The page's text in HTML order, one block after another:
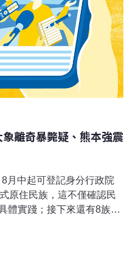
離奇暴斃疑、熊本強震
月中起可登記身分行政院
原住民族，這不僅確認民
體實踐；接下來還有8族申
世紀現蹤中部地區林業保
地，營造友善棲地並架設